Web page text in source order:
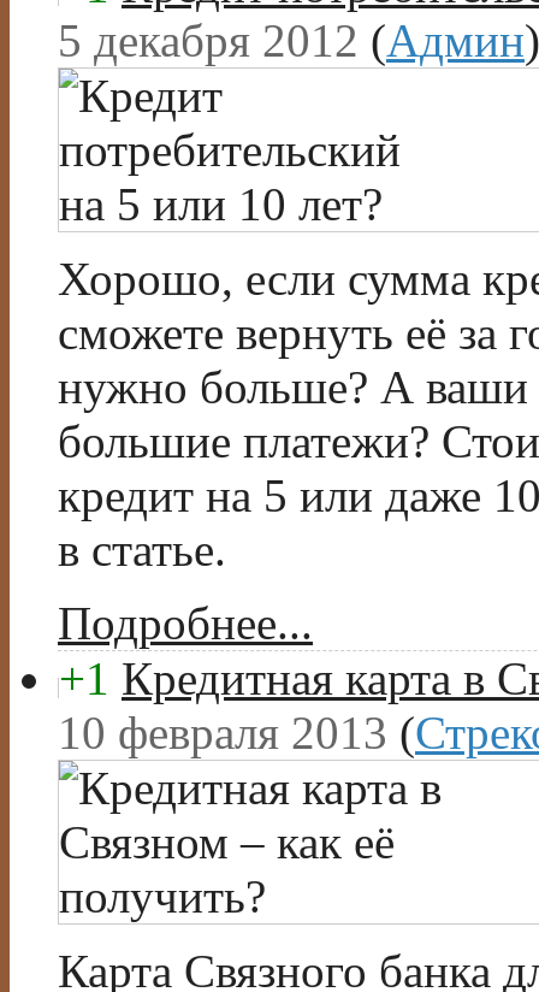
5 декабря 2012 (Админ)
Хорошо, если сумма
сможете вернуть её за
нужно больше? А ваши
большие платежи?
кредит на 5 или даже
в статье.
Подробнее...
+1 Кредитная карта в
10 февраля 2013 (
Карта Связного банка